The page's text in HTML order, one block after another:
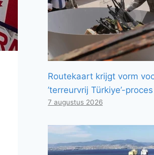
Routekaart krijgt vorm
’terreurvrij Türkiye’-proces
7 augustus 2026